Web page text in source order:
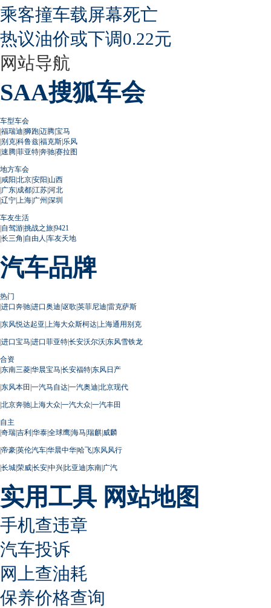
乘客撞车载屏幕死亡
热议油价或下调0.22元
网站导航
SAA搜狐车会
车型车会
|福瑞迪|狮跑|迈腾|宝马
|别克|科鲁兹|福克斯|乐风
|速腾|菲亚特|奔驰|赛拉图
地方车会
|咸阳|北京|安阳|山西
|广东|成都|江苏|河北
|辽宁| 上海|广州 |深圳
车友生活
|自驾游|挑战之旅|9421
|长三角 |自由人 |车友天地
汽车品牌
热门
|进口奔驰|进口奥迪|讴歌|英菲尼迪|雷克萨斯
|东风悦达起亚| 上海大众斯柯达| 上海通用别克
|进口宝马|进口菲亚特|长安沃尔沃|东风雪铁龙
合资
|东南三菱|华晨宝马|长安福特|东风日产
|东风本田 |一汽马自达|一汽奥迪|北京现代
|北京奔驰| 上海大众|一汽大众|一汽丰田
自主
|奇瑞|吉利|华泰|全球鹰|海马|瑞麒|威麟
|帝豪|英伦汽车|华晨中华|哈飞|东风风行
|长城|荣威|长安|中兴|比亚迪|东南|广汽
实用工具 网站地图
手机查违章
汽车投诉
网上查油耗
保养价格查询